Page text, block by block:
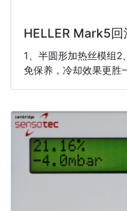
HELLER Mark5回
1、半圆形加热丝模组2
免保养，冷却效果更胜